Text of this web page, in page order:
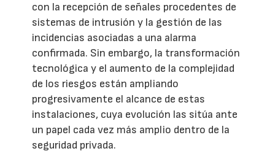
con la recepción de señales procedentes de
sistemas de intrusión y la gestión de las
incidencias asociadas a una alarma
confirmada. Sin embargo, la transformación
tecnológica y el aumento de la complejidad
de los riesgos están ampliando
progresivamente el alcance de estas
instalaciones, cuya evolución las sitúa ante
un papel cada vez más amplio dentro de la
seguridad privada.